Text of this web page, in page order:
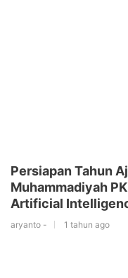
Persiapan Tahun
Muhammadiyah
Artificial
aryanto - 1 tahun ago